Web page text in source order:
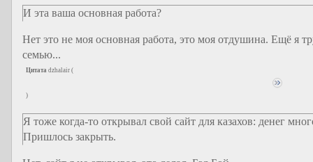
И эта ваша основная работа?
Нет это не моя основная работа, это моя отдушина. Ещё я
семью...
Цитата dzhalair (
)
Я тоже когда-то открывал свой сайт для казахов: денег
Пришлось закрыть.